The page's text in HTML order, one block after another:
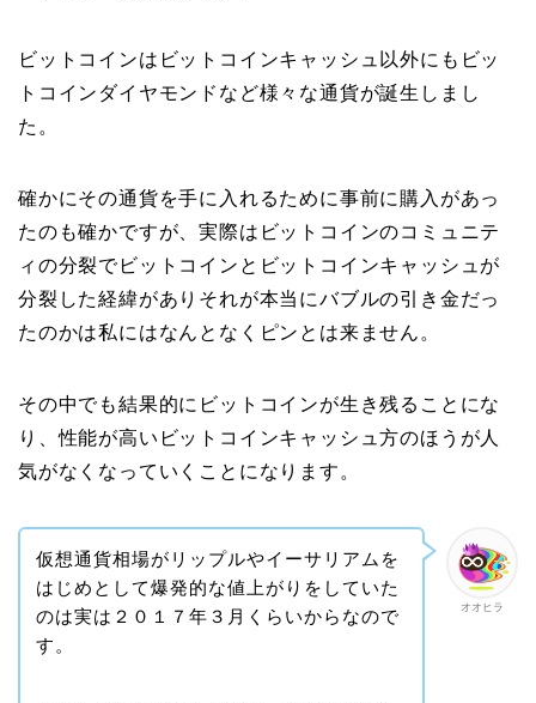
ビットコインはビットコインキャッシュ以外にもビッ
トコインダイヤモンドなど様々な通貨が誕生しまし
た。
確かにその通貨を手に入れるために事前に購入があっ
たのも確かですが、実際はビットコインのコミュニテ
ィの分裂でビットコインとビットコインキャッシュが
分裂した経緯がありそれが本当にバブルの引き金だっ
たのかは私にはなんとなくピンとは来ません。
その中でも結果的にビットコインが生き残ることにな
り、性能が高いビットコインキャッシュ方のほうが人
気がなくなっていくことになります。
オオヒラ
仮想通貨相場がリップルやイーサリアムを
はじめとして爆発的な値上がりをしていた
のは実は２０１７年３月くらいからなので
す。